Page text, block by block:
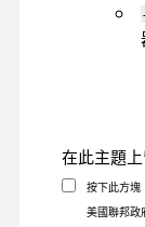
在此主題
按下此方塊
美國聯邦政